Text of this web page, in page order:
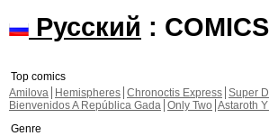
Русский :
Top comics
Amilova
Hemispheres Chronoctis Express Super
Bienvenidos A República Gada Only Two Astaroth
Genre